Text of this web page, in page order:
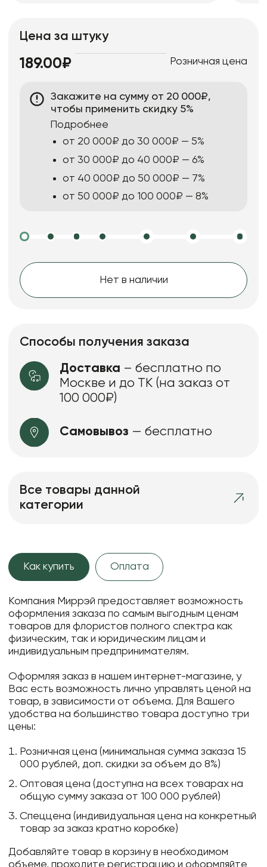
Цена за штуку
189.00₽ Розничная цена
Закажите на сумму от 20 000₽,
чтобы применить скидку 5%
Подробнее
от 20 000₽ до 30 000₽ — 5%
от 30 000₽ до 40 000₽ — 6%
от 40 000₽ до 50 000₽ — 7%
от 50 000₽ до 100 000₽ — 8%
Нет в наличии
Способы получения заказа
Доставка – бесплатно по
Москве и до ТК (на заказ от
100 000₽)
Самовывоз — бесплатно
Все товары данной
категории
Как купить Оплата
Компания Миррэй предоставляет возможность
оформления заказа по самым выгодным ценам
товаров для флористов полного спектра как
физическим, так и юридическим лицам и
индивидуальным предпринимателям.
Оформляя заказ в нашем интернет-магазине, у
Вас есть возможность лично управлять ценой на
товар, в зависимости от объема. Для Вашего
удобства на большинство товара доступно три
цены:
Розничная цена (минимальная сумма заказа 15
000 рублей, доп. скидки за объем до 8%)
Оптовая цена (доступна на всех товарах на
общую сумму заказа от 100 000 рублей)
Спеццена (индивидуальная цена на конкретный
товар за заказ кратно коробке)
Добавляйте товар в корзину в необходимом
объеме, проходите регистрацию и оформляйте